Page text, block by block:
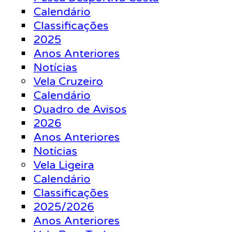
Calendário
Classificações
2025
Anos Anteriores
Notícias
Vela Cruzeiro
Calendário
Quadro de Avisos
2026
Anos Anteriores
Notícias
Vela Ligeira
Calendário
Classificações
2025/2026
Anos Anteriores